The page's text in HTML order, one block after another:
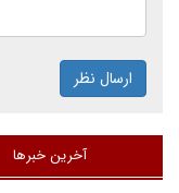
ارسال نظر
آخرین خبرها